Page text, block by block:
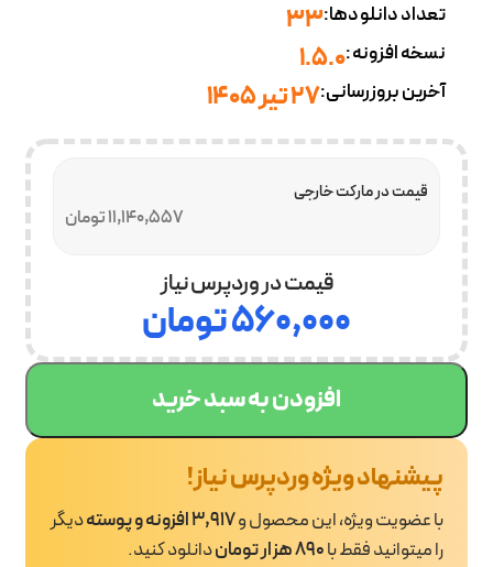
تعداد دانلودها:33
نسخه افزونه:1.5.0
آخرین بروزرسانی:27 تیر 1405
11,140,557 تومان
قیمت در مارکت خارجی
قیمت در وردپرس نیاز
۵۶۰,۰۰۰تومان
افزودن به سبد خرید
پیشنهاد ویژه وردپرس نیاز!
با عضویت ویژه، این محصول و3,917 افزونه و پوسته
دیگر
را میتوانید فقط با890 هزار تومان دانلود کنید.